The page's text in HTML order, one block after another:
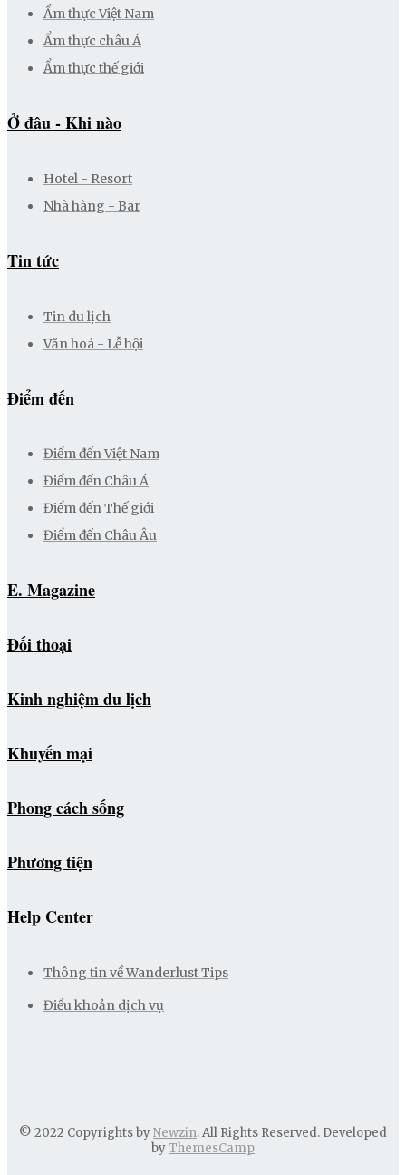
Ẩm thực Việt Nam
Ẩm thực châu Á
Ẩm thực thế giới
Ở đâu - Khi nào
Hotel - Resort
Nhà hàng - Bar
Tin tức
Tin du lịch
Văn hoá - Lễ hội
Điểm đến
Điểm đến Việt Nam
Điểm đến Châu Á
Điểm đến Thế giới
Điểm đến Châu Âu
E. Magazine
Đối thoại
Kinh nghiệm du lịch
Khuyến mại
Phong cách sống
Phương tiện
Help Center
Thông tin về Wanderlust Tips
Điều khoản dịch vụ
© 2022 Copyrights byNewzin. All Rights Reserved. Developed
byThemesCamp